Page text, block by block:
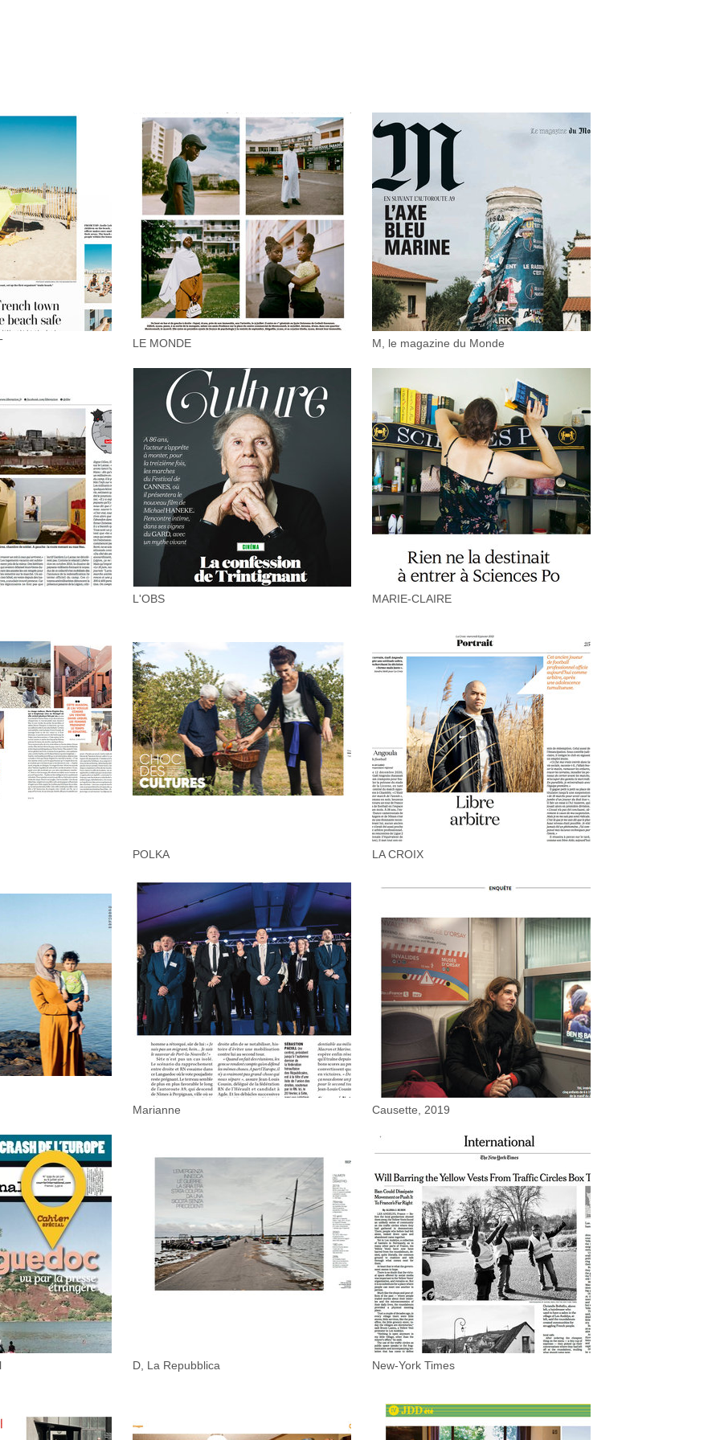
LE MONDE M, le magazine du Monde
L'OBS MARIE-CLAIRE
POLKA LA CROIX
Marianne Causette, 2019
D, La Repubblica New-York Times